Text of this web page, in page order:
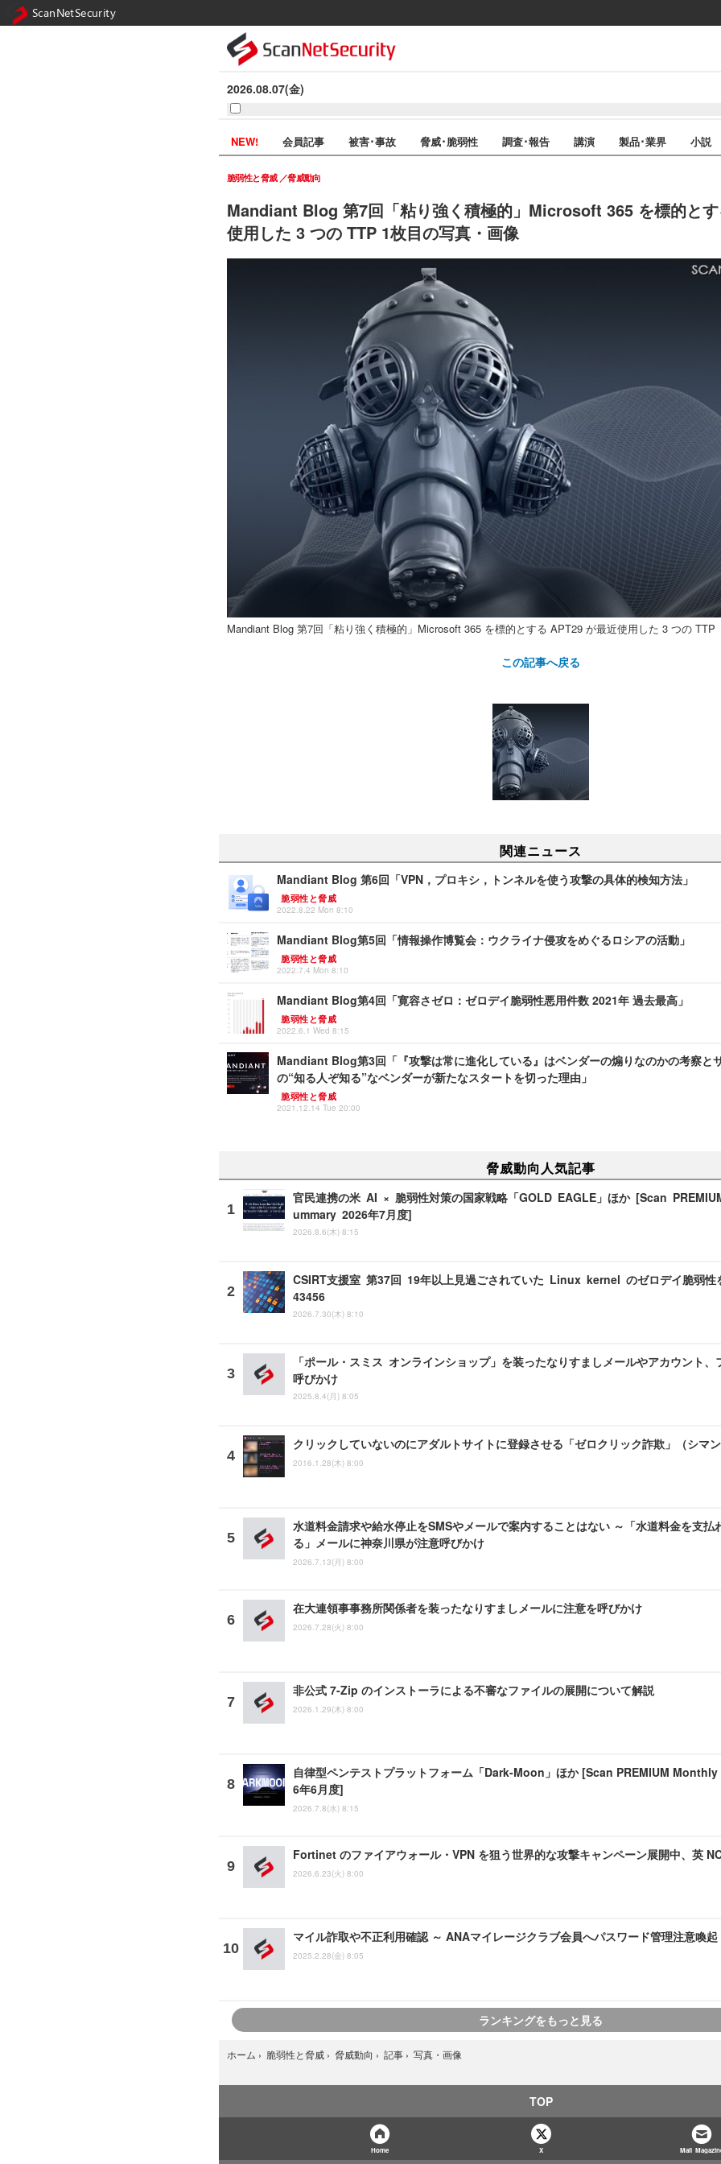
2026.08.07(金)
NEW! 会員記事 被害･事故 脅威･脆弱性 調査･報告 講演 製品･業界 小説
Mandiant Blog 第7回「粘り強く積極的」Microsoft 365 を標的と
使用した 3 つの TTP 1枚目の写真・画像
脆弱性と脅威 脅威動向
Mandiant Blog 第7回「粘り強く積極的」Microsoft 365 を標的とする APT29 が最近使用した 3 つの TTP
この記事へ戻る
関連ニュース
Mandiant Blog 第6回「VPN，プロキシ，トンネルを使う攻撃の具体的検知方法」
脆弱性と脅威
2022.8.22 Mon 8:10
Mandiant Blog第5回「情報操作博覧会：ウクライナ侵攻をめぐるロシアの活動」
脆弱性と脅威
2022.7.4 Mon 8:10
Mandiant Blog第4回「寛容さゼロ：ゼロデイ脆弱性悪用件数 2021年 過去最高」
脆弱性と脅威
2022.6.1 Wed 8:15
Mandiant Blog第3回「『攻撃は常に進化している』はベンダーの煽りなのかの考察と
の“知る人ぞ知る”なベンダーが新たなスタートを切った理由」
脆弱性と脅威
2021.12.14 Tue 20:00
脅威動向人気記事
官民連携の米 AI × 脆弱性対策の国家戦略「GOLD EAGLE」ほか [Scan
ummary 2026年7月度]
2026.8.6(木) 8:15
CSIRT支援室 第37回 19年以上見過ごされていた Linux kernel のゼロデイ脆弱性
43456
2026.7.30(木) 8:10
「ポール・スミス オンラインショップ」を装ったなりすましメールやアカウント、
呼びかけ
2025.8.4(月) 8:05
クリックしていないのにアダルトサイトに登録させる「ゼロクリック詐欺」（シマン
2016.1.28(木) 8:00
水道料金請求や給水停止をSMSやメールで案内することはない ～「水道料金を支払
る」メールに神奈川県が注意呼びかけ
2026.7.13(月) 8:00
在大連領事事務所関係者を装ったなりすましメールに注意を呼びかけ
2026.7.28(火) 8:00
非公式 7-Zip のインストーラによる不審なファイルの展開について解説
2026.1.29(木) 8:00
自律型ペンテストプラットフォーム「Dark-Moon」ほか [Scan PREMIUM
6年6月度]
2026.7.8(水) 8:15
Fortinet のファイアウォール・VPN を狙う世界的な攻撃キャンペーン展開中、英
2026.6.23(火) 8:00
マイル詐取や不正利用確認 ～ ANAマイレージクラブ会員へパスワード管理注意喚起
2025.2.28(金) 8:05
ランキングをもっと見る
ホーム › 脆弱性と脅威 › 脅威動向 › 記事 › 写真・画像
TOP
Home X Mail
ScanNetSecurity